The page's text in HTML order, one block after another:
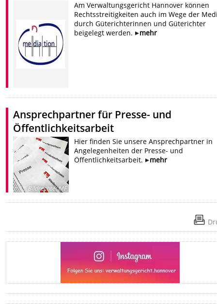
Am Verwaltungsgericht Hannover können
Rechtsstreitigkeiten auch im Wege der
durch Güterichterinnen und Güterichter
beigelegt werden.
mehr
Ansprechpartner für Presse- und
Öffentlichkeitsarbeit
Bildrechte:MF
Hier finden Sie unsere Ansprechpartner in
Angelegenheiten der Presse- und
Öffentlichkeitsarbeit.
mehr